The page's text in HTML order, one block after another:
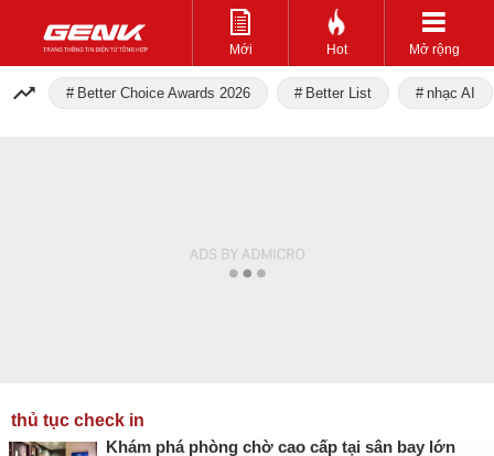
Mới Hot Mở rộng
Better Choice Awards 2026 Better List nhạc AI
thủ tục check in
Khám phá phòng chờ cao cấp tại sân bay lớn